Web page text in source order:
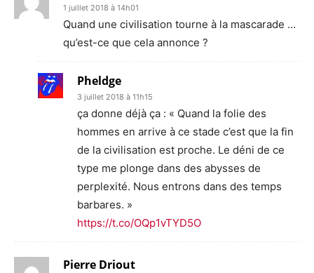
1 juillet 2018 à 14h01
Quand une civilisation tourne à la mascarade …
qu’est-ce que cela annonce ?
Pheldge
3 juillet 2018 à 11h15
ça donne déjà ça : « Quand la folie des
hommes en arrive à ce stade c’est que la fin
de la civilisation est proche. Le déni de ce
type me plonge dans des abysses de
perplexité. Nous entrons dans des temps
barbares. »
https://t.co/OQp1vTYD5O
Pierre Driout